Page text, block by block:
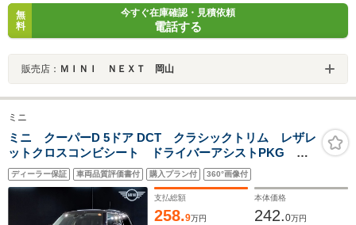
無
料
今すぐ在庫確認・見積依頼
電話する
販売店： ＭＩＮＩ ＮＥＸＴ 岡山
ミニ
ミニ クーパーD 5ドア DCT クラシックトリム レザレ
ットクロスコンビシート ドライバーアシストPKG 衝
突軽減ブレーキ クルーズコントロール 車線逸脱警
告 LEDヘッドライト ETC車載器 Bluetooth接続可
17AW 社外シートヒーター
ディーラー保証 車両品質評価書付 購入プラン付 360°画像付
支払総額
258.9万円
本体価格
242.0万円